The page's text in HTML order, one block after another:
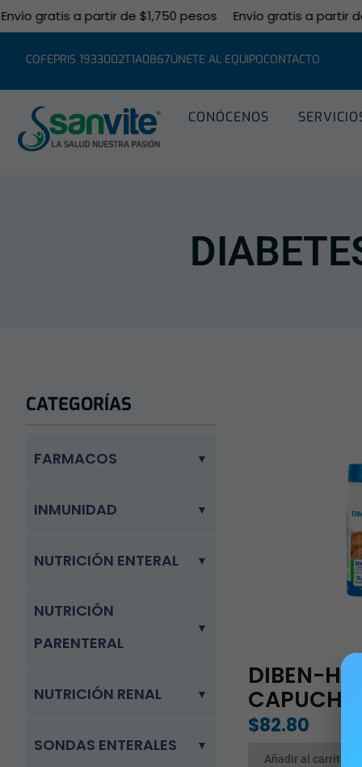
gratis a partir de $1,750 pesos Envío gratis a partir de
COFEPRIS 1933002T1A0867ÚNETE AL EQUIPOCONTACTO
CONÓCENOS
CATEGORÍAS
FARMACOS
INMUNIDAD
NUTRICIÓN ENTERAL
NUTRICIÓN
PARENTERAL
NUTRICIÓN RENAL
SONDAS ENTERALES
DIBEN-HPC
$82.80
Añadir al carrito